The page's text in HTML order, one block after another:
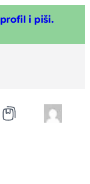
i piši.